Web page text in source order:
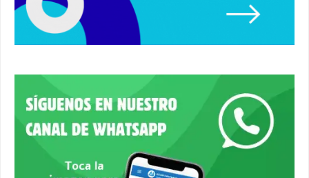
Primer premio de casetas 2026.
#alcaladeguadaira #ferias